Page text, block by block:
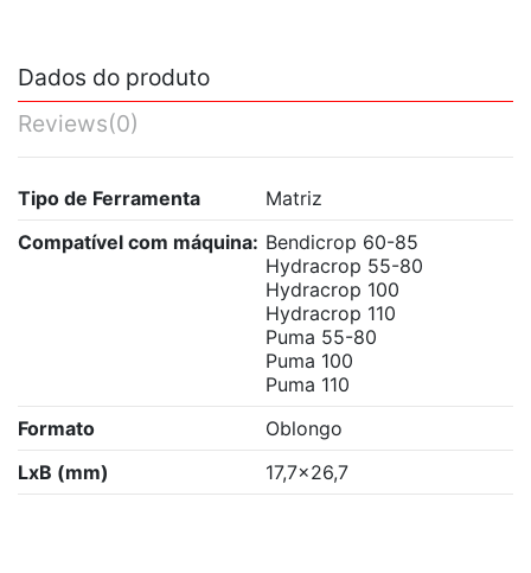
Dados do produto
Reviews(0)
Tipo de Ferramenta
Matriz
Compatível com máquina: Bendicrop 60-85
Hydracrop 55-80
Hydracrop 100
Hydracrop 110
Puma 55-80
Puma 100
Puma 110
Formato
Oblongo
LxB (mm)
17,7x26,7